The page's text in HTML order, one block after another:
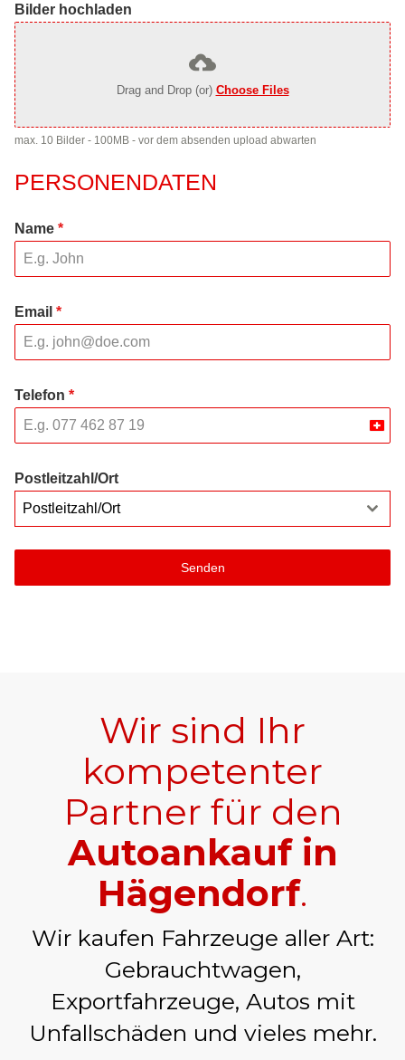
Bilder hochladen
Drag and Drop (or) Choose Files
max. 10 Bilder - 100MB - vor dem absenden upload abwarten
PERSONENDATEN
Name *
Email *
Telefon *
Postleitzahl/Ort
Postleitzahl/Ort
Senden
Wir sind Ihr
kompetenter
Partner für den
Autoankauf in
Hägendorf.
Wir kaufen Fahrzeuge aller Art:
Gebrauchtwagen,
Exportfahrzeuge, Autos mit
Unfallschäden und vieles mehr.